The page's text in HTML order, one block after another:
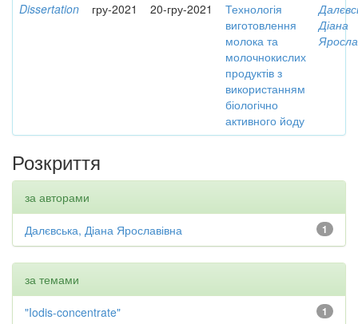
Dissertation гру-2021 20-гру-2021
Технологія
виготовлення
молока та
молочнокислих
продуктів з
використанням
біологічно
активного йоду
Діана
Розкриття
за авторами
1
Далєвська, Діана Ярославівна
за темами
1
"Iodis-concentrate"